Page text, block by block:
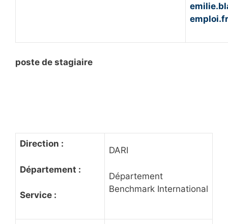
emploi.fr
poste de stagiaire
Direction :
Département :
Service :
DARI
Département
Benchmark International